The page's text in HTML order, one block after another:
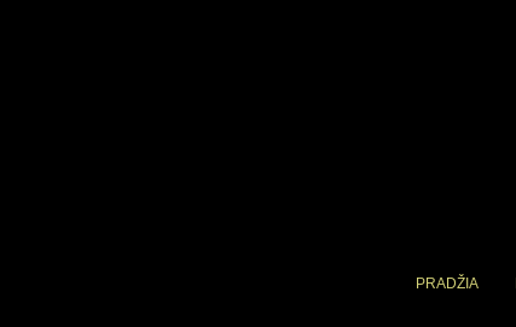
PRADŽIA